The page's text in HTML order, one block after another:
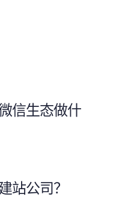
信生态做什
站公司？